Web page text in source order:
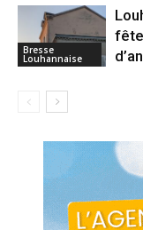
Bresse
Louhannaise